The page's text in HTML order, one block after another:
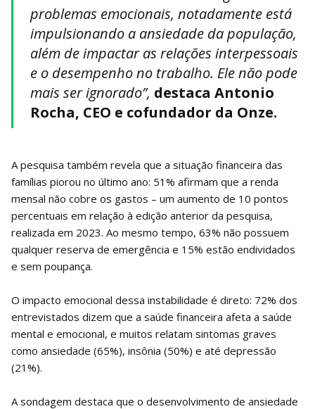
problemas emocionais, notadamente está
impulsionando a ansiedade da população,
além de impactar as relações interpessoais
e o desempenho no trabalho. Ele não pode
mais ser ignorado”, destaca Antonio
Rocha, CEO e cofundador da Onze.
A pesquisa também revela que a situação financeira das
famílias piorou no último ano: 51% afirmam que a renda
mensal não cobre os gastos – um aumento de 10 pontos
percentuais em relação à edição anterior da pesquisa,
realizada em 2023. Ao mesmo tempo, 63% não possuem
qualquer reserva de emergência e 15% estão endividados
e sem poupança.
O impacto emocional dessa instabilidade é direto: 72% dos
entrevistados dizem que a saúde financeira afeta a saúde
mental e emocional, e muitos relatam sintomas graves
como ansiedade (65%), insônia (50%) e até depressão
(21%).
A sondagem destaca que o desenvolvimento de ansiedade